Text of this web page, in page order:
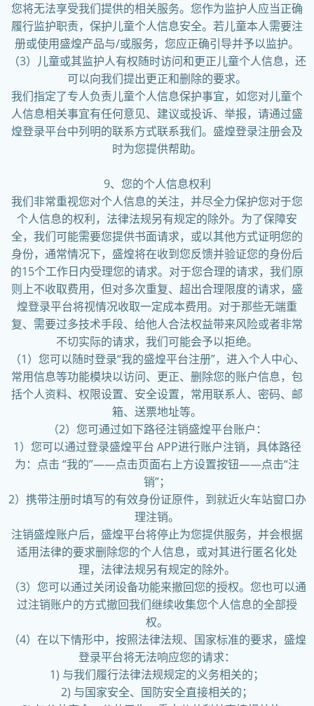
您将无法享受我们提供的相关服务。您作为监护人应当正确
履行监护职责，保护儿童个人信息安全。若儿童本人需要注
册或使用盛煌产品与/或服务，您应正确引导并予以监护。
（3）儿童或其监护人有权随时访问和更正儿童个人信息，还
可以向我们提出更正和删除的要求。
我们指定了专人负责儿童个人信息保护事宜，如您对儿童个
人信息相关事宜有任何意见、建议或投诉、举报，请通过盛
煌登录平台中列明的联系方式联系我们。盛煌登录注册会及
时为您提供帮助。
9、您的个人信息权利
我们非常重视您对个人信息的关注，并尽全力保护您对于您
个人信息的权利，法律法规另有规定的除外。为了保障安
全，我们可能需要您提供书面请求，或以其他方式证明您的
身份，通常情况下，盛煌将在收到您反馈并验证您的身份后
的15个工作日内受理您的请求。对于您合理的请求，我们原
则上不收取费用，但对多次重复、超出合理限度的请求，盛
煌登录平台将视情况收取一定成本费用。对于那些无端重
复、需要过多技术手段、给他人合法权益带来风险或者非常
不切实际的请求，我们可能会予以拒绝。
（1）您可以随时登录“我的盛煌平台注册”，进入个人中心、
常用信息等功能模块以访问、更正、删除您的账户信息，包
括个人资料、权限设置、安全设置，常用联系人、密码、邮
箱、送票地址等。
（2）您可通过如下路径注销盛煌平台账户：
1）您可以通过登录盛煌平台 APP进行账户注销，具体路径
为：点击 “我的”——点击页面右上方设置按钮——点击“注
销”；
2）携带注册时填写的有效身份证原件，到就近火车站窗口办
理注销。
注销盛煌账户后，盛煌平台将停止为您提供服务，并会根据
适用法律的要求删除您的个人信息，或对其进行匿名化处
理，法律法规另有规定的除外。
（3）您可以通过关闭设备功能来撤回您的授权。您也可以通
过注销账户的方式撤回我们继续收集您个人信息的全部授
权。
（4）在以下情形中，按照法律法规、国家标准的要求，盛煌
登录平台将无法响应您的请求：
1) 与我们履行法律法规规定的义务相关的；
2) 与国家安全、国防安全直接相关的；